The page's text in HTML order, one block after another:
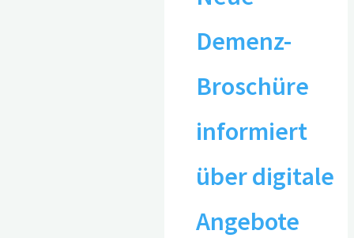
Demenz-
Broschüre
informiert
über digitale
Angebote